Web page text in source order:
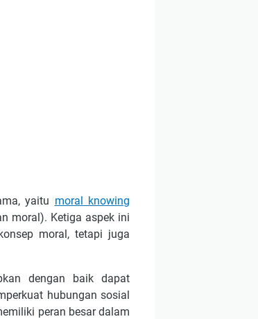
yaitu moral knowing
moral). Ketiga aspek ini
moral, tetapi juga
dengan baik dapat
hubungan sosial
peran besar dalam